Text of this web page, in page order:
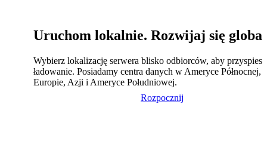
Uruchom lokalnie. Rozwijaj się
Wybierz lokalizację serwera blisko odbiorców, aby
ładowanie. Posiadamy centra danych w Ameryce Północnej,
Europie, Azji i Ameryce Południowej.
Rozpocznij